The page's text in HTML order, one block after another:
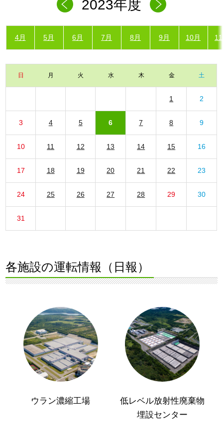
2023年度
4月 5月 6月 7月 8月 9月 10月
日 月 火 水 木 金 土
1 2
3 4 5 6 7 8 9
10 11 12 13 14 15 16
17 18 19 20 21 22 23
24 25 26 27 28 29 30
31
各施設の運転情報（日報）
ウラン濃縮工場
低レベル放射性廃棄物
埋設センター